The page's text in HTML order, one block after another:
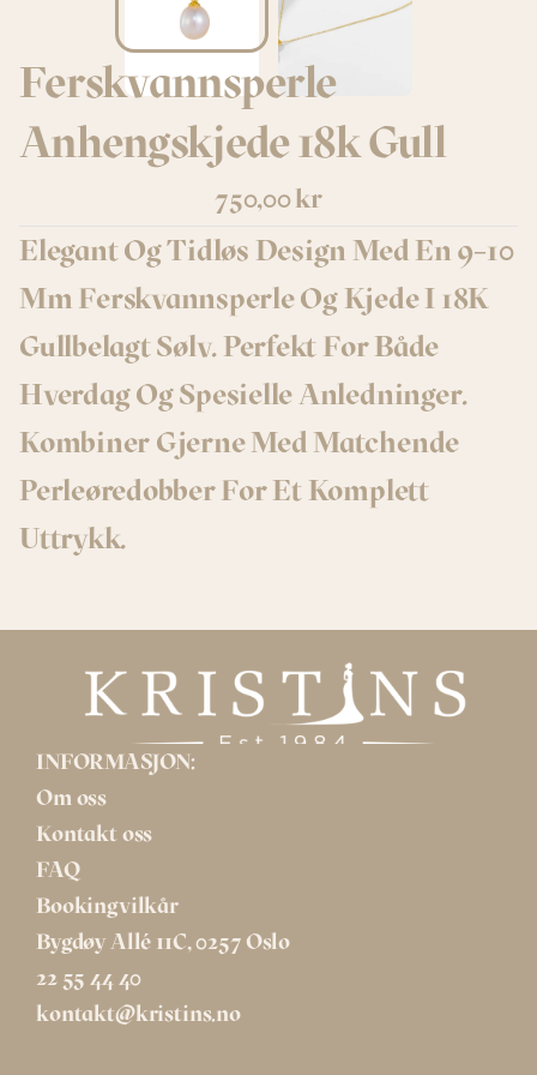
Ferskvannsperle
Anhengskjede 18k Gull
750,00 kr
Elegant Og Tidløs Design Med En 9–10
Mm Ferskvannsperle Og Kjede I 18K
Gullbelagt Sølv. Perfekt For Både
Hverdag Og Spesielle Anledninger.
Kombiner Gjerne Med Matchende
Perleøredobber For Et Komplett
Uttrykk.
INFORMASJON:
Om oss
Kontakt oss
FAQ
Bookingvilkår
Bygdøy Allé 11C, 0257 Oslo
22 55 44 40
kontakt@kristins.no